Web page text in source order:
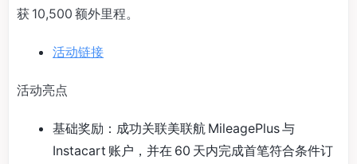
获 10,500 额外里程。
活动链接
活动亮点
基础奖励：成功关联美联航 MileagePlus 与
Instacart 账户，并在 60 天内完成首笔符合条件订